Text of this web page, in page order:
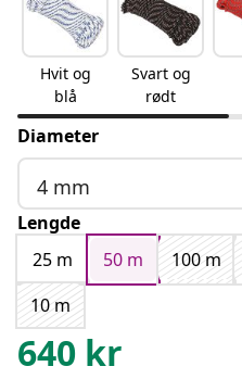
Hvit og
blå
Svart og
rødt
Diameter
4 mm
Lengde
25 m
50 m 100 m
10 m
640 kr